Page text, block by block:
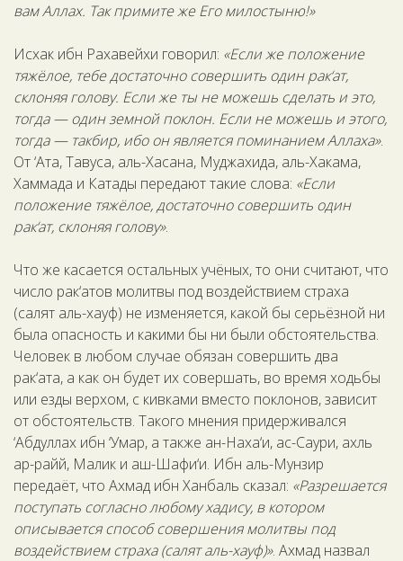
вам Аллах. Так примите же Его милостыню!»
Исхак ибн Рахавейхи говорил: «Если же положение
тяжёлое, тебе достаточно совершить один рак‘ат,
склоняя голову. Если же ты не можешь сделать и это,
тогда — один земной поклон. Если не можешь и этого,
тогда — такбир, ибо он является поминанием Аллаха».
От ‘Ата, Тавуса, аль-Хасана, Муджахида, аль-Хакама,
Хаммада и Катады передают такие слова: «Если
положение тяжёлое, достаточно совершить один
рак‘ат, склоняя голову».
Что же касается остальных учёных, то они считают, что
число рак‘атов молитвы под воздействием страха
(салят аль-хауф) не изменяется, какой бы серьёзной ни
была опасность и какими бы ни были обстоятельства.
Человек в любом случае обязан совершить два
рак‘ата, а как он будет их совершать, во время ходьбы
или езды верхом, с кивками вместо поклонов, зависит
от обстоятельств. Такого мнения придерживался
‘Абдуллах ибн ‘Умар, а также ан-Наха‘и, ас-Саури, ахль
ар-райй, Малик и аш-Шафи‘и. Ибн аль-Мунзир
передаёт, что Ахмад ибн Ханбаль сказал: «Разрешается
поступать согласно любому хадису, в котором
описывается способ совершения молитвы под
воздействием страха (салят аль-хауф)». Ахмад назвал